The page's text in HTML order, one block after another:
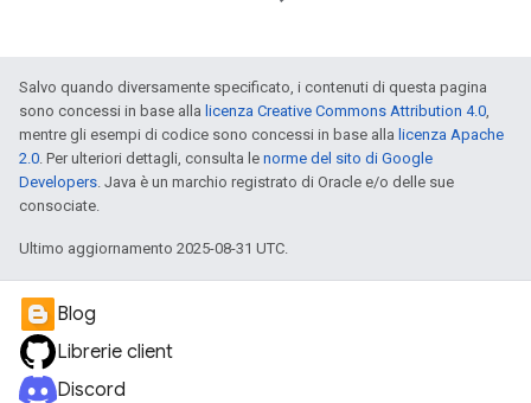
Salvo quando diversamente specificato, i contenuti di questa pagina
sono concessi in base alla licenza Creative Commons Attribution 4.0,
mentre gli esempi di codice sono concessi in base alla licenza Apache
2.0. Per ulteriori dettagli, consulta le norme del sito di Google
Developers. Java è un marchio registrato di Oracle e/o delle sue
consociate.
Ultimo aggiornamento 2025-08-31 UTC.
Blog
Librerie client
Discord